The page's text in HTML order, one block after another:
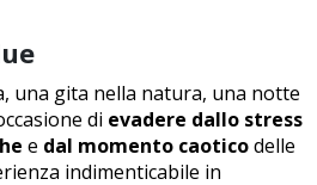
una gita nella natura, una notte
di evadere dallo stress
e dal momento caoticodelle
indimenticabile in